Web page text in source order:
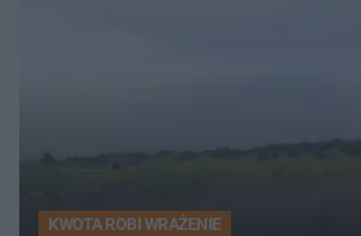
KWOTA ROBI WRAŻENIE